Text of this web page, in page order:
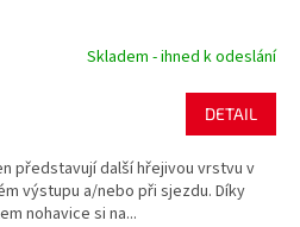
Skladem - ihned k odeslání
DETAIL
představují další hřejivou vrstvu v
výstupu a/nebo při sjezdu. Díky
nohavice si na...